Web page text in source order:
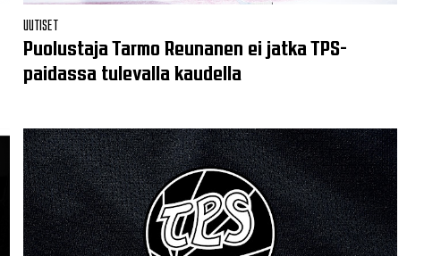
Puolustaja Tarmo Reunanen ei jatka TPS-
paidassa tulevalla kaudella
UUTISET